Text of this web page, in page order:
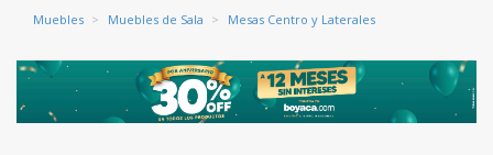
Muebles > Muebles de Sala > Mesas Centro y Laterales